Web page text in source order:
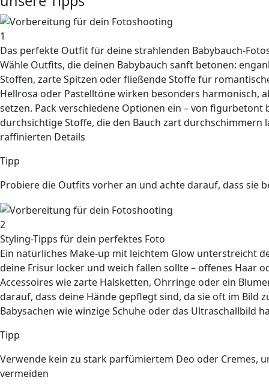
1
Das perfekte Outfit für deine strahlenden Babybauch-
Wähle Outfits, die deinen Babybauch sanft betonen:
Stoffen, zarte Spitzen oder fließende Stoffe für
Hellrosa oder Pastelltöne wirken besonders harmonisch,
setzen. Pack verschiedene Optionen ein – von
durchsichtige Stoffe, die den Bauch zart durchschimmern
raffinierten Details
Tipp
Probiere die Outfits vorher an und achte darauf, dass sie
2
Styling-Tipps für dein perfektes Foto
Ein natürliches Make-up mit leichtem Glow unterstreicht
deine Frisur locker und weich fallen sollte – offenes Haar
Accessoires wie zarte Halsketten, Ohrringe oder ein
darauf, dass deine Hände gepflegtsind, da sie oft im Bild
Babysachen wie winzige Schuhe oder das Ultraschallbild
Tipp
Verwende kein zu stark parfümiertem Deo oder Cremes,
vermeiden